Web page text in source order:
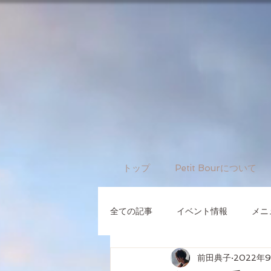
トップ Petit Bourについて
全ての記事 イベント情報 メ
前田典子 2022年9